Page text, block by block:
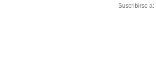
Suscribirse a: